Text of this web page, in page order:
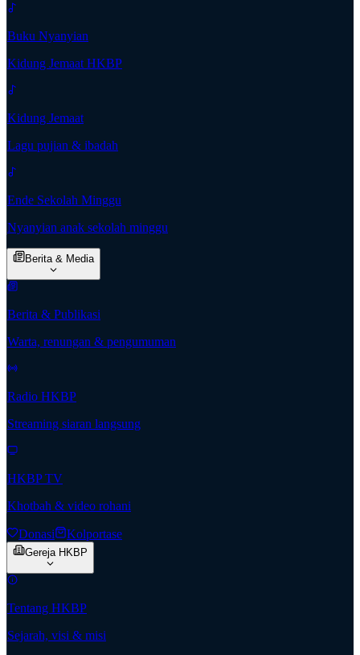
Buku Nyanyian
Kidung Jemaat HKBP
Kidung Jemaat
Lagu pujian & ibadah
Ende Sekolah Minggu
Nyanyian anak sekolah minggu
Berita & Media
Berita & Publikasi
Warta, renungan & pengumuman
Radio HKBP
Streaming siaran langsung
HKBP TV
Khotbah & video rohani
Donasi Kolportase
Gereja HKBP
Tentang HKBP
Sejarah, visi & misi